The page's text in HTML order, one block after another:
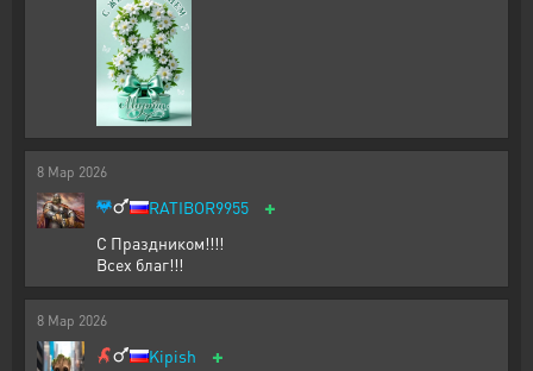
8 Мар 2026
RATIBOR9955 +
С Праздником!!!!
Всех благ!!!
8 Мар 2026
Kipish +